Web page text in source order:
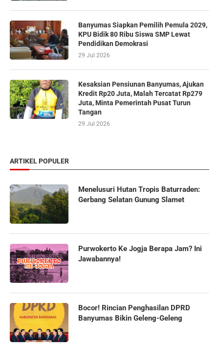
Banyumas Siapkan Pemilih Pemula 2029,
KPU Bidik 80 Ribu Siswa SMP Lewat
Pendidikan Demokrasi
29 Jul 2026
Kesaksian Pensiunan Banyumas, Ajukan
Kredit Rp20 Juta, Malah Tercatat Rp279
Juta, Minta Pemerintah Pusat Turun
Tangan
29 Jul 2026
ARTIKEL POPULER
Menelusuri Hutan Tropis Baturraden:
Gerbang Selatan Gunung Slamet
Purwokerto Ke Jogja Berapa Jam? Ini
Jawabannya!
Bocor! Rincian Penghasilan DPRD
Banyumas Bikin Geleng-Geleng